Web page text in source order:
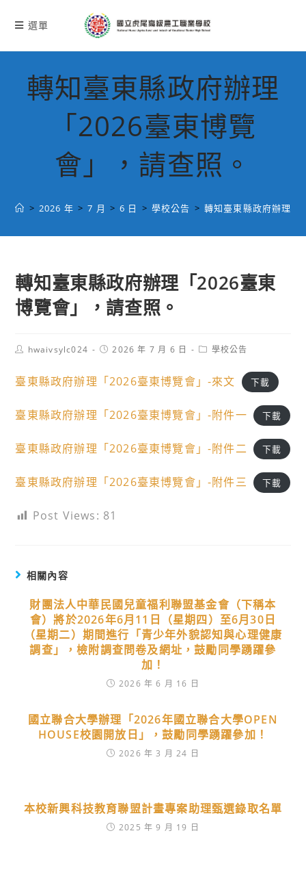
選單
轉知臺東縣政府辦理
「2026臺東博覽
會」，請查照。
> 2026 年 > 7 月 > 6 日 > 學校公告 > 轉知臺東縣政府辦理「
轉知臺東縣政府辦理「2026臺東
博覽會」，請查照。
Posthwaivsylc024
Post2026 年 7 月 6 日
Post學校公告
臺東縣政府辦理「2026臺東博覽會」-來文 下載
臺東縣政府辦理「2026臺東博覽會」-附件一 下載
臺東縣政府辦理「2026臺東博覽會」-附件二 下載
臺東縣政府辦理「2026臺東博覽會」-附件三 下載
Post Views: 81
相關內容
財團法人中華民國兒童福利聯盟基金會（下稱本
會）將於2026年6月11日（星期四）至6月30日
（星期二）期間進行「青少年外貌認知與心理健康
調查」，檢附調查問卷及網址，鼓勵同學踴躍參
加！
2026 年 6 月 16 日
國立聯合大學辦理「2026年國立聯合大學OPEN
HOUSE校園開放日」，鼓勵同學踴躍參加！
2026 年 3 月 24 日
本校新興科技教育聯盟計畫專案助理甄選錄取名單
2025 年 9 月 19 日